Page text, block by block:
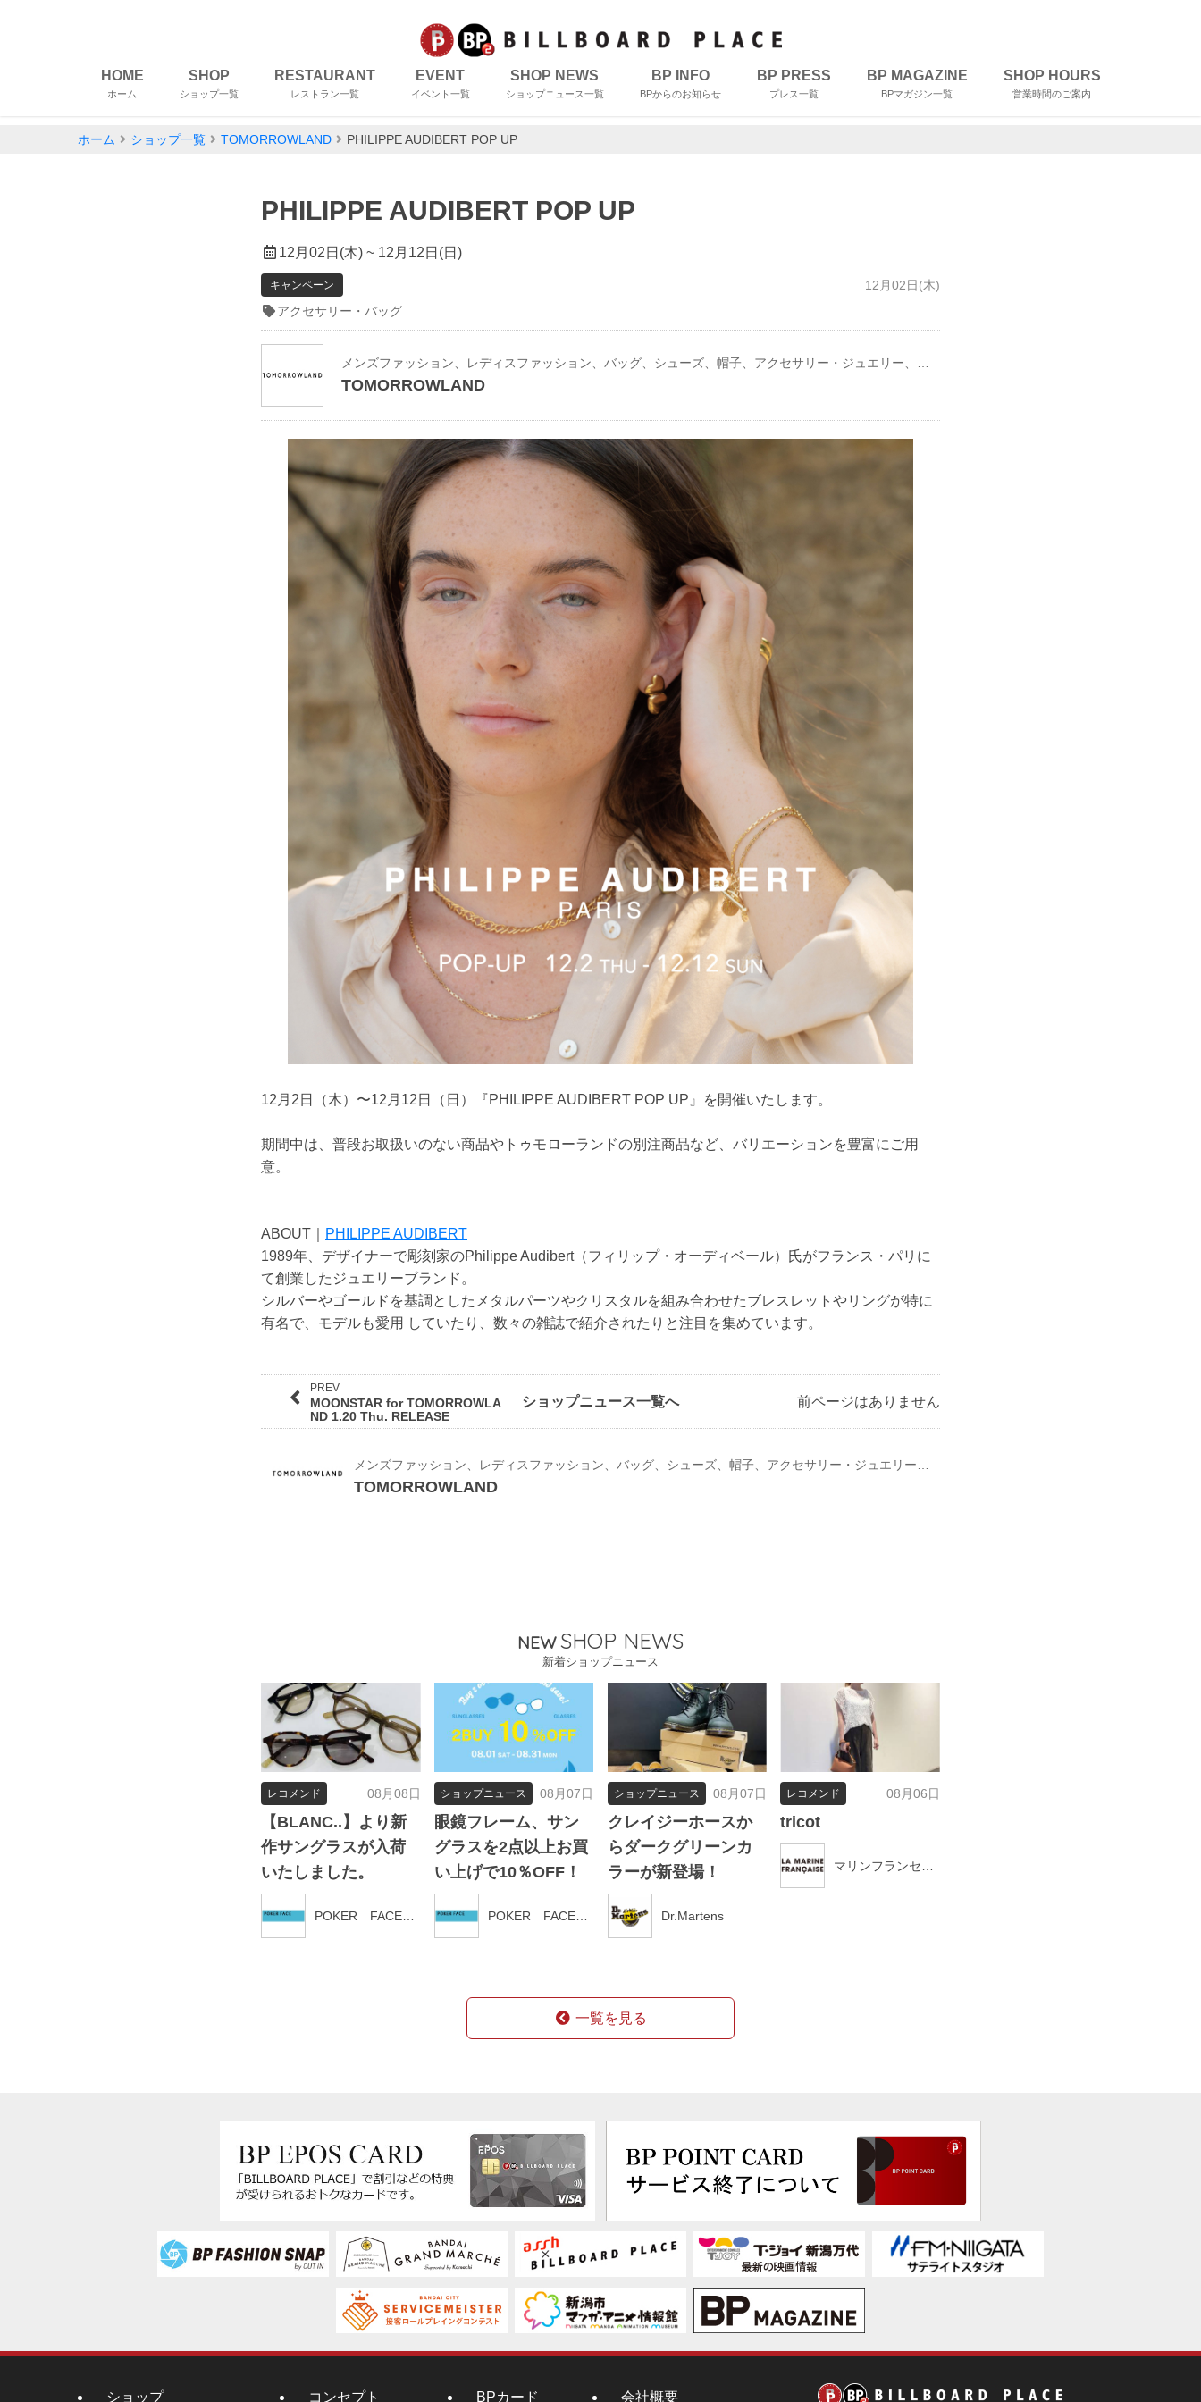
HOME
ホーム
SHOP
ショップ一覧
RESTAURANT
レストラン一覧
EVENT
イベント一覧
SHOP NEWS
ショップニュース一覧
BP INFO
BPからのお知らせ
BP PRESS
プレス一覧
BP MAGAZINE
BPマガジン一覧
SHOP HOURS
営業時間のご案内
ホーム ショップ一覧 TOMORROWLAND PHILIPPE AUDIBERT POP UP
PHILIPPE AUDIBERT POP UP
12月02日(木) ~ 12月12日(日)
12月02日(木)
キャンペーン
アクセサリー・バッグ
TOMORROWLAND
12月2日（木）〜12月12日（日） 『PHILIPPE AUDIBERT POP UP』を開催いたします。
期間中は、普段お取扱いのない商品やトゥモローランドの別注商品など、バリエーションを豊富にご用
意。
ABOUT｜
PHILIPPE AUDIBERT
1989年、デザイナーで彫刻家のPhilippe Audibert（フィリップ・オーディベール）氏がフランス・パリに
て創業したジュエリーブランド。
シルバーやゴールドを基調としたメタルパーツやクリスタルを組み合わせたブレスレットやリングが特に
有名で、モデルも愛用 していたり、数々の雑誌で紹介されたりと注目を集めています。
PREV
MOONSTAR for TOMORROWLA
ND 1.20 Thu. RELEASE
ショップニュース一覧へ 前ページはありません
TOMORROWLAND
NEWSHOP NEWS
新着ショップニュース
08月08日
レコメンド
【BLANC..】より新
作サングラスが入荷
いたしました。
POKER FACE新潟店
08月07日
ショップニュース
眼鏡フレーム、サン
グラスを2点以上お買
い上げで10％OFF！
POKER FACE新潟店
08月07日
ショップニュース
クレイジーホースか
らダークグリーンカ
ラーが新登場！
Dr.Martens
08月06日
レコメンド
tricot
マリンフランセーズ
一覧を見る
ショップ コンセプト BPカード 会社概要